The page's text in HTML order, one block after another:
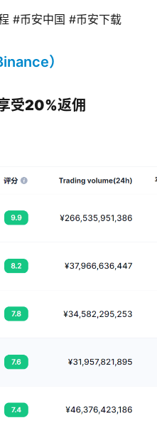
#币安中国 #币安下载
）
受20%返佣